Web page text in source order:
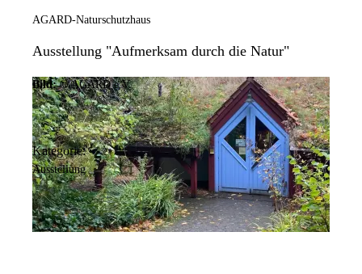
AGARD-Naturschutzhaus
Ausstellung "Aufmerksam durch die Natur"
Bild: © AGARD e.V.
Kategorie:
Ausstellung